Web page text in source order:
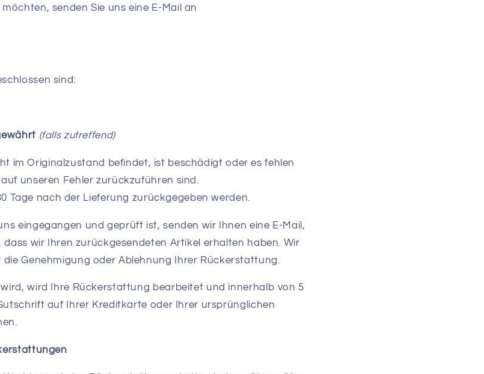
senden Sie uns eine E-Mail an
sind:
(falls zutreffend)
im Originalzustand befindet, ist beschädigt oder es fehlen
unseren Fehler zurückzuführen sind.
Tage nach der Lieferung zurückgegeben werden.
eingegangen und geprüft ist, senden wir Ihnen eine E-Mail,
dass wir Ihren zurückgesendeten Artikel erhalten haben. Wir
Genehmigung oder Ablehnung Ihrer Rückerstattung.
wird Ihre Rückerstattung bearbeitet und innerhalb von 5
auf Ihrer Kreditkarte oder Ihrer ursprünglichen